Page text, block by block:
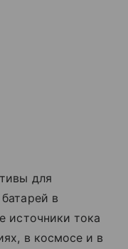
для
в
источники тока
в космосе и в